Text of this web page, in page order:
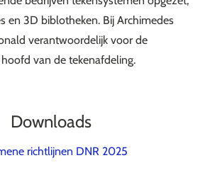
en 3D biblotheken. Bij Archimedes
verantwoordelijk voor de
van de tekenafdeling.
Downloads
richtlijnen DNR 2025